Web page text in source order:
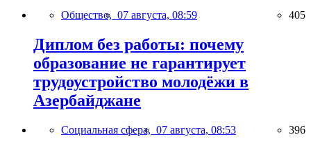
Общество, 07 августа, 08:59 405
Диплом без работы: почему
образование не гарантирует
трудоустройство молодёжи в
Азербайджане
Социальная сфера, 07 августа, 08:53 396